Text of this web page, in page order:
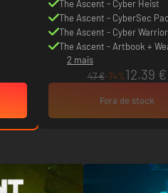
The Ascent - Cyber Heist
The Ascent - CyberSec
The Ascent - Cyber
The Ascent - Artbook +
Pack
2 mais
47 €-74%12.39 €
Fora de stock